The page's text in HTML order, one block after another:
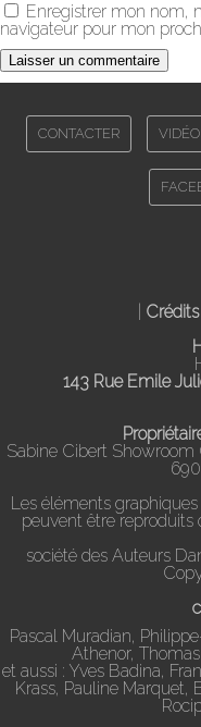
Enregistrer mon nom,
navigateur pour mon
CONTACTER
143 Rue Emile
Sabine Cibert Showroom
Les éléments
peuvent être reproduits
société des Auteurs
Pascal Muradian,
Athenor,
et aussi : Yves Badina,
Krass, Pauline Marquet,